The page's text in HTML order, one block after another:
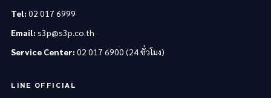
Tel: 02 017 6999
Email: s3p@s3p.co.th
Service Center: 02 017 6900 (24 ชั่วโมง)
LINE OFFICIAL